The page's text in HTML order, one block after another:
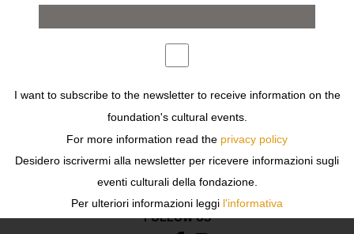
FOLLOW US
I want to subscribe to the newsletter to receive information on the
foundation's cultural events.
For more information read the privacy policy
Desidero iscrivermi alla newsletter per ricevere informazioni sugli
eventi culturali della fondazione.
Per ulteriori informazioni leggi l'informativa